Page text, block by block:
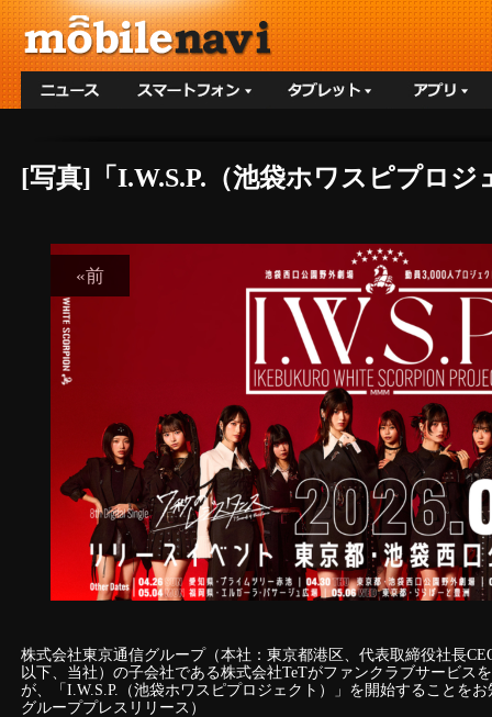
[写真]「I.W.S.P.（池袋ホワスピプロジ
«前
株式会社東京通信グループ（本社：東京都港区、代表取締役社長
以下、当社）の子会社である株式会社TeTがファンクラブサービス
が、「I.W.S.P.（池袋ホワスピプロジェクト）」を開始することを
グループプレスリリース）